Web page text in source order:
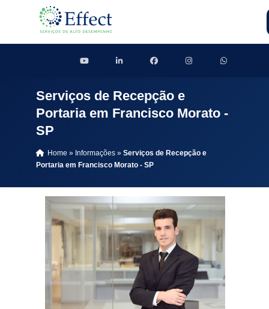
Serviços de Recepção e
Portaria em Francisco Morato -
SP
Home » Informações » Serviços de Recepção e
Portaria em Francisco Morato - SP